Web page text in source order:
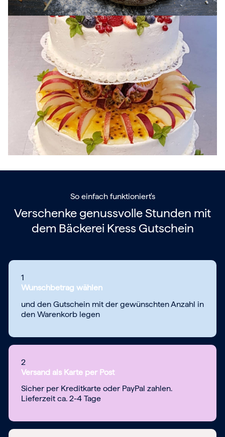
So einfach funktioniert's
Verschenke genussvolle Stunden mit
dem Bäckerei Kress Gutschein
1
Wunschbetrag wählen
und den Gutschein mit der gewünschten Anzahl in
den Warenkorb legen
2
Versand als Karte per Post
Sicher per Kreditkarte oder PayPal zahlen.
Lieferzeit ca. 2-4 Tage